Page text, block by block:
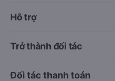
Hỗ trợ
Trở thành đối tác
Đối tác thanh toán